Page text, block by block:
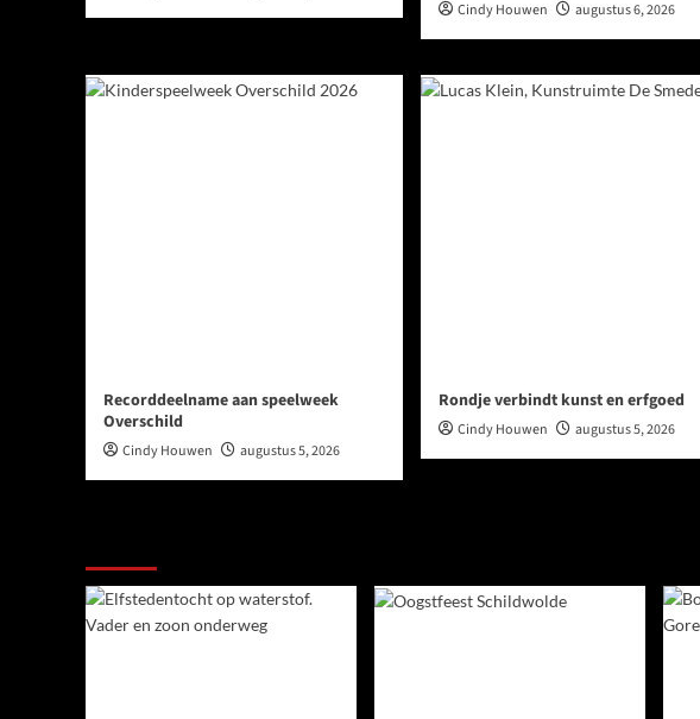
Cindy Houwen augustus 6, 2026
Recorddeelname aan speelweek
Overschild
Cindy Houwen augustus 5, 2026
Rondje verbindt kunst en erfgoed
Cindy Houwen augustus 5, 2026